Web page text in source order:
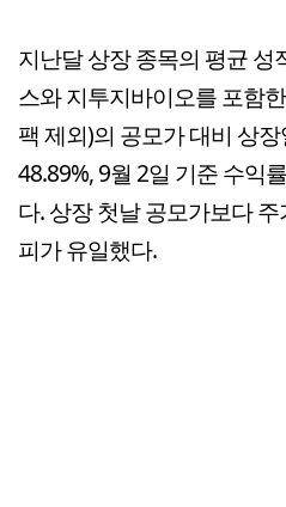
지난달 상장 종목의 평균 성
스와 지투지바이오를 포함
팩 제외)의 공모가 대비 상
48.89%, 9월 2일 기준 수익
다. 상장 첫날 공모가보다
피가 유일했다.